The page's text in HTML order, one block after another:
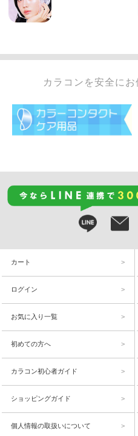
カラコンを安全に
カート
ログイン
お気に入り一覧
初めての方へ
カラコン初心者ガイド
ショッピングガイド
個人情報の取扱いについて